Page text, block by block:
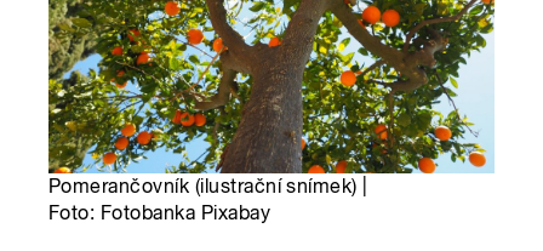
Pomerančovník (ilustrační snímek) |
Foto: Fotobanka Pixabay